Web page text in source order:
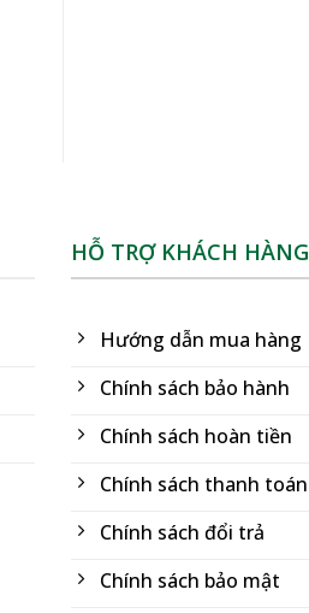
HỖ TRỢ KHÁCH HÀNG
Hướng dẫn mua hàng
Chính sách bảo hành
Chính sách hoàn tiền
Chính sách thanh toán
Chính sách đổi trả
Chính sách bảo mật